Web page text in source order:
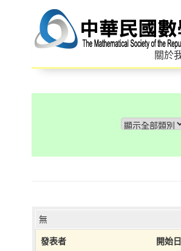
關於
無
發表者 開始